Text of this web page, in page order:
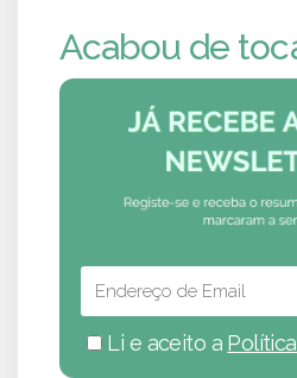
Acabou de
Li e aceito a